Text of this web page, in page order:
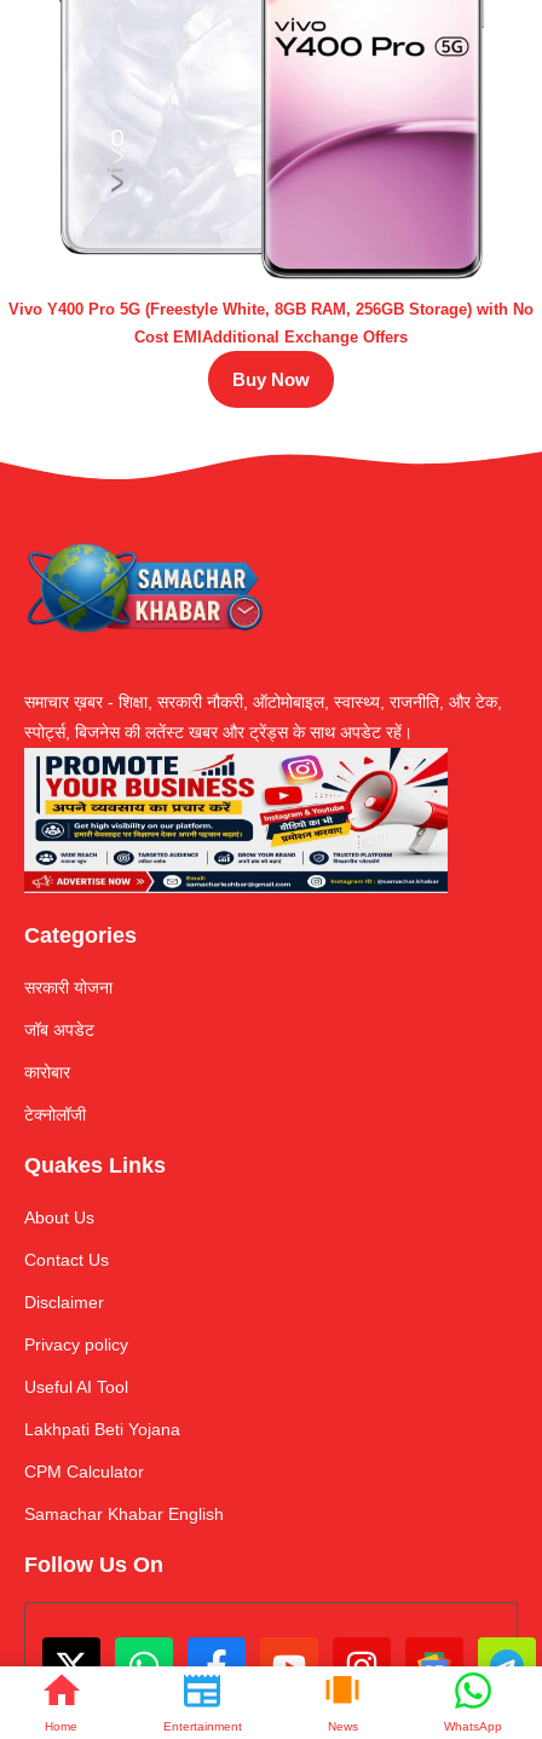
Home Entertainment News WhatsApp
Vivo Y400 Pro 5G (Freestyle White, 8GB RAM, 256GB Storage) with No
Cost EMIAdditional Exchange Offers
Buy Now
समाचार ख़बर - शिक्षा, सरकारी नौकरी, ऑटोमोबाइल, स्वास्थ्य, राजनीति, और टेक,
स्पोर्ट्स, बिजनेस की लतेंस्ट खबर और ट्रेंड्स के साथ अपडेट रहें।
Categories
सरकारी योजना
जॉब अपडेट
कारोबार
टेक्नोलॉजी
Quakes Links
About Us
Contact Us
Disclaimer
Privacy policy
Useful AI Tool
Lakhpati Beti Yojana
CPM Calculator
Samachar Khabar English
Follow Us On